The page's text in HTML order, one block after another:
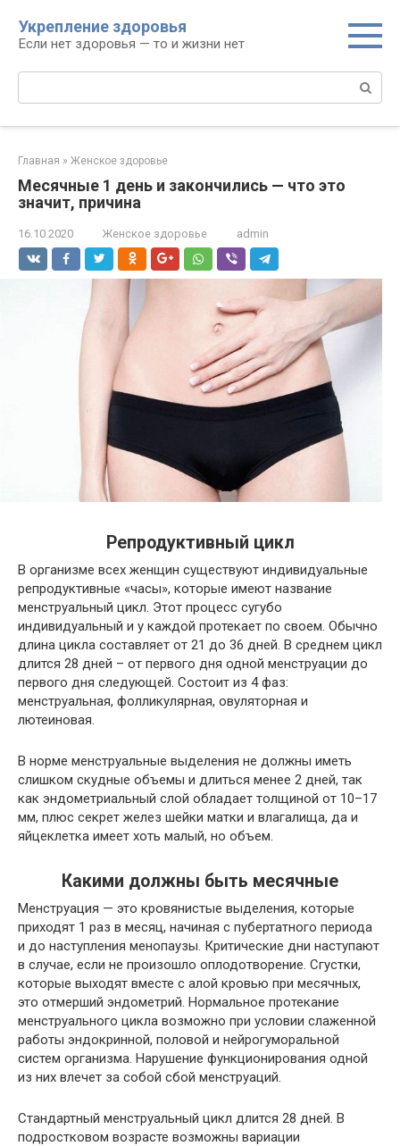
контенту
Укрепление здоровья
Если нет здоровья — то и жизни нет
Поиск:
Главная » Женское здоровье
Месячные 1 день и закончились — что это
значит, причина
16.10.2020 Женское здоровье admin
Репродуктивный цикл
В организме всех женщин существуют индивидуальные
репродуктивные «часы», которые имеют название
менструальный цикл. Этот процесс сугубо
индивидуальный и у каждой протекает по своем. Обычно
длина цикла составляет от 21 до 36 дней. В среднем цикл
длится 28 дней – от первого дня одной менструации до
первого дня следующей. Состоит из 4 фаз:
менструальная, фолликулярная, овуляторная и
лютеиновая.
В норме менструальные выделения не должны иметь
слишком скудные объемы и длиться менее 2 дней, так
как эндометриальный слой обладает толщиной от 10–17
мм, плюс секрет желез шейки матки и влагалища, да и
яйцеклетка имеет хоть малый, но объем.
Какими должны быть месячные
Менструация — это кровянистые выделения, которые
приходят 1 раз в месяц, начиная с пубертатного периода
и до наступления менопаузы. Критические дни наступают
в случае, если не произошло оплодотворение. Сгустки,
которые выходят вместе с алой кровью при месячных,
это отмерший эндометрий. Нормальное протекание
менструального цикла возможно при условии слаженной
работы эндокринной, половой и нейрогуморальной
систем организма. Нарушение функционирования одной
из них влечет за собой сбой менструаций.
Стандартный менструальный цикл длится 28 дней. В
подростковом возрасте возможны вариации